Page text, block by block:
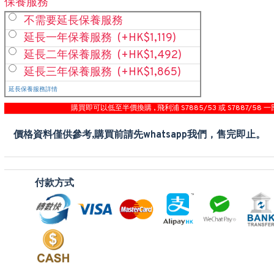
不需要延長保養服務
延長一年保養服務 (+HK$1,119)
延長二年保養服務 (+HK$1,492)
延長三年保養服務 (+HK$1,865)
延長保養服務詳情
購買即可以低至半價換購 , 飛利浦 S7885/53 或 S7887/58 一
價格資料僅供參考,購買前請先whatsapp我們，售完即止。
付款方式